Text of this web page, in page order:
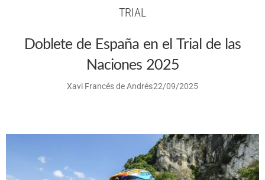
TRIAL
Doblete de España en el Trial de las
Naciones 2025
Xavi Francés de Andrés22/09/2025